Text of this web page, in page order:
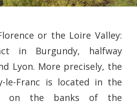
or the Loire Valley:
in Burgundy, halfway
Lyon. More precisely, the
le-Franc is located in the
on the banks of the